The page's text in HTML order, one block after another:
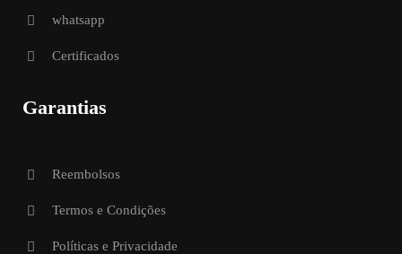
whatsapp
Certificados
Garantias
Reembolsos
Termos e Condições
Políticas e Privacidade